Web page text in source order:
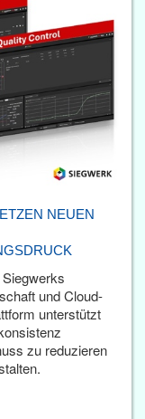
NEUEN
und Cloud-
unterstützt
zu reduzieren